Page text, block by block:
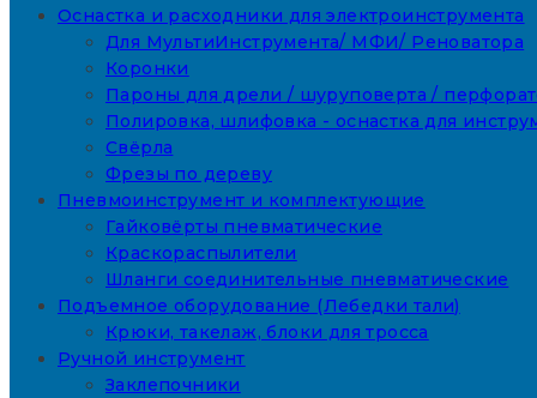
Оснастка и расходники для электроинструмента
Для МультиИнструмента/ МФИ/ Реноватора
Коронки
Пароны для дрели / шуруповерта /
Полировка, шлифовка - оснастка для
Свёрла
Фрезы по дереву
Пневмоинструмент и комплектующие
Гайковёрты пневматические
Краскораспылители
Шланги соединительные пневматические
Подъемное оборудование (Лебедки тали)
Крюки, такелаж, блоки для тросса
Ручной инструмент
Заклепочники